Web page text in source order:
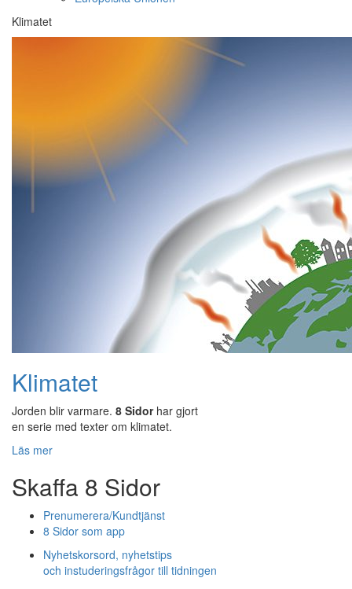
Klimatet
Klimatet
Jorden blir varmare. 8 Sidorhar gjort
en serie med texter om klimatet.
Läs mer
Skaffa 8 Sidor
Prenumerera/Kundtjänst
8 Sidor som app
Nyhetskorsord, nyhetstips
och instuderingsfrågor till tidningen